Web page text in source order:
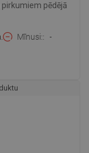
pēdējā
Mīnusi: -